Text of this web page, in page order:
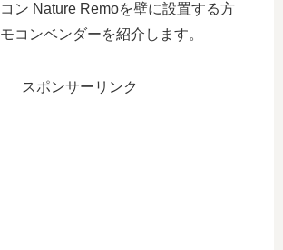
ン Nature Remoを壁に設置する方
コンベンダーを紹介します。
スポンサーリンク